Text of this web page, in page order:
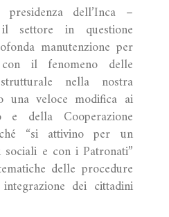
dell’Inca –
settore in questione
manutenzione per
il fenomeno delle
nella nostra
una veloce modifica ai
e della Cooperazione
“si attivino per un
e con i Patronati”
delle procedure
dei cittadini